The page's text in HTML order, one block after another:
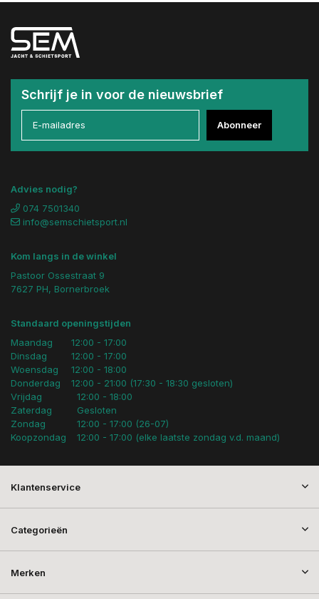
Schrijf je in voor de nieuwsbrief
Abonneer
Advies nodig?
074 7501340
info@semschietsport.nl
Kom langs in de winkel
Pastoor Ossestraat 9
7627 PH, Bornerbroek
Standaard openingstijden
Maandag
Dinsdag
Woensdag
Donderdag
12:00 - 17:00
12:00 - 17:00
12:00 - 18:00
12:00 - 21:00 (17:30 - 18:30 gesloten)
Vrijdag
Zaterdag
Zondag
Koopzondag
12:00 - 18:00
Gesloten
12:00 - 17:00 (26-07)
12:00 - 17:00 (elke laatste zondag v.d. maand)
Klantenservice
Categorieën
Merken